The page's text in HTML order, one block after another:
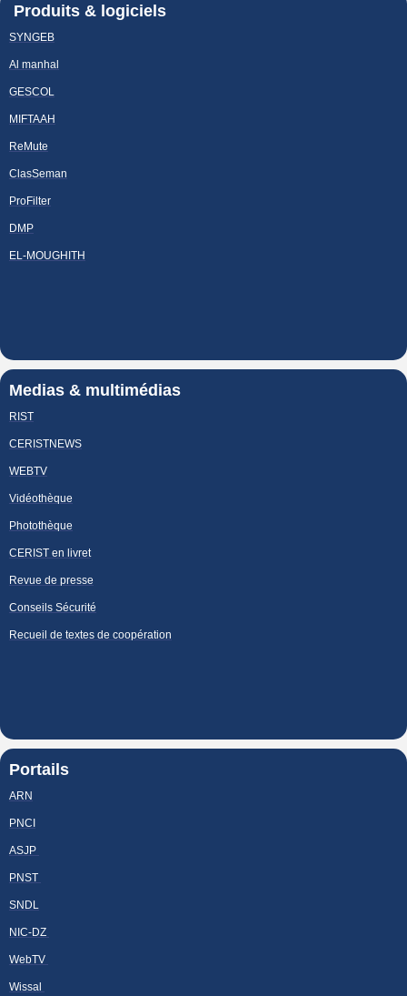
Produits & logiciels
SYNGEB
Al manhal
GESCOL
MIFTAAH
ReMute
ClasSeman
ProFilter
DMP
EL-MOUGHITH
Medias & multimédias
RIST
CERISTNEWS
WEBTV
Vidéothèque
Photothèque
CERIST en livret
Revue de presse
Conseils Sécurité
Recueil de textes de coopération
Portails
ARN
PNCI
ASJP
PNST
SNDL
NIC-DZ
WebTV
Wissal